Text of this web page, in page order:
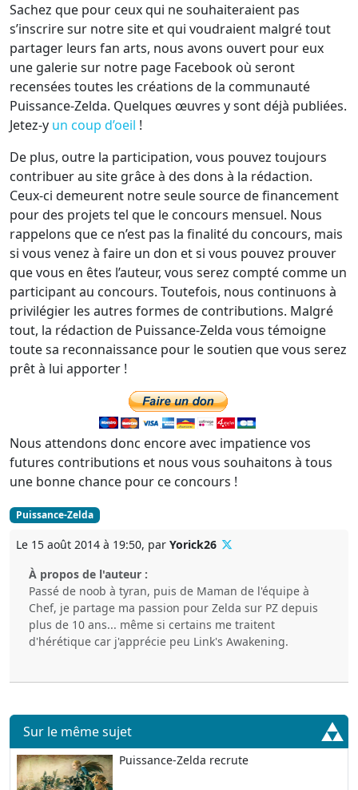
Sachez que pour ceux qui ne souhaiteraient pas
s’inscrire sur notre site et qui voudraient malgré tout
partager leurs fan arts, nous avons ouvert pour eux
une galerie sur notre page Facebook où seront
recensées toutes les créations de la communauté
Puissance-Zelda. Quelques œuvres y sont déjà publiées.
Jetez-y un coup d’oeil !
De plus, outre la participation, vous pouvez toujours
contribuer au site grâce à des dons à la rédaction.
Ceux-ci demeurent notre seule source de financement
pour des projets tel que le concours mensuel. Nous
rappelons que ce n’est pas la finalité du concours, mais
si vous venez à faire un don et si vous pouvez prouver
que vous en êtes l’auteur, vous serez compté comme un
participant au concours. Toutefois, nous continuons à
privilégier les autres formes de contributions. Malgré
tout, la rédaction de Puissance-Zelda vous témoigne
toute sa reconnaissance pour le soutien que vous serez
prêt à lui apporter !
Nous attendons donc encore avec impatience vos
futures contributions et nous vous souhaitons à tous
une bonne chance pour ce concours !
Puissance-Zelda
Le 15 août 2014 à 19:50, par Yorick26
À propos de l'auteur :
Passé de noob à tyran, puis de Maman de l'équipe à
Chef, je partage ma passion pour Zelda sur PZ depuis
plus de 10 ans... même si certains me traitent
d'hérétique car j'apprécie peu Link's Awakening.
Sur le même sujet
Puissance-Zelda recrute